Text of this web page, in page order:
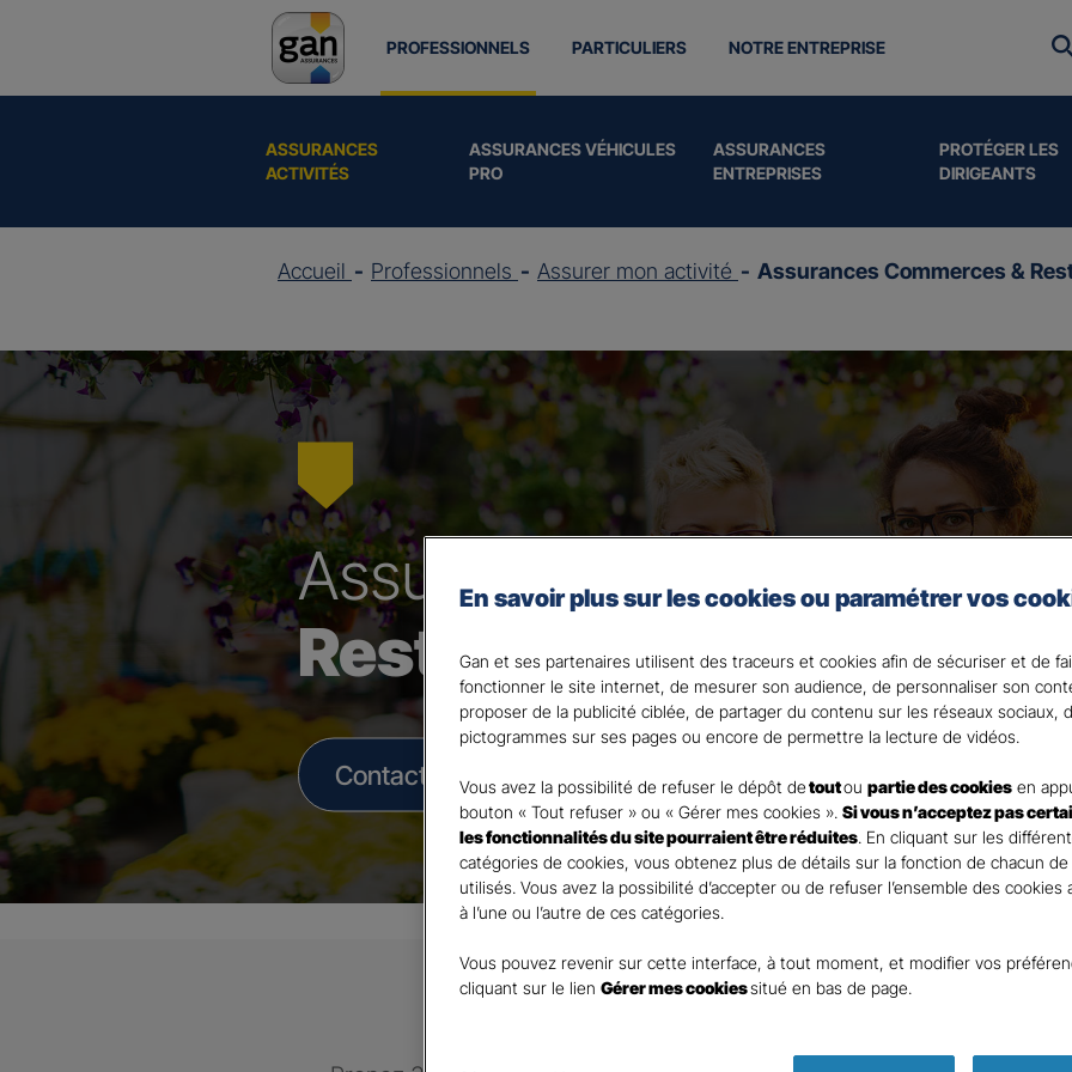
PROFESSIONNELS
ASSURANCES
ACTIVITÉS
ASSURANCES VÉHICULES
PRO
ASSURANCES
ENTREPRISES
PROTÉGER LES
DIRIGEANTS
PARTICULIERS NOTRE ENTREPRISE
Accueil Professionnels Assurer mon activité Assurances Commerces &
AssurancesCommerces
Restaurants
Contacter un Agent
DEMANDE DE DEVIS
En savoir plus sur les cookies ou paramétrer vos
Gan et ses partenaires utilisent des traceurs et cookies afin de sécuriser et de
fonctionner le site internet, de mesurer son audience, de personnaliser son
proposer de la publicité ciblée, de partager du contenu sur les réseaux sociaux,
pictogrammes sur ses pages ou encore de permettre la lecture de vidéos.
Vous avez la possibilité de refuser le dépôt detoutou partie des cookies en
bouton « Tout refuser » ou « Gérer mes cookies ». Si vous n’acceptez pas
les fonctionnalités du site pourraient être réduites. En cliquant sur les
catégories de cookies, vous obtenez plus de détails sur la fonction de chacun
utilisés. Vous avez la possibilité d’accepter ou de refuser l’ensemble des cookies
à l’une ou l’autre de ces catégories.
Vous pouvez revenir sur cette interface, à tout moment, et modifier vos
cliquant sur le lien Gérer mes cookiessitué en bas de page.